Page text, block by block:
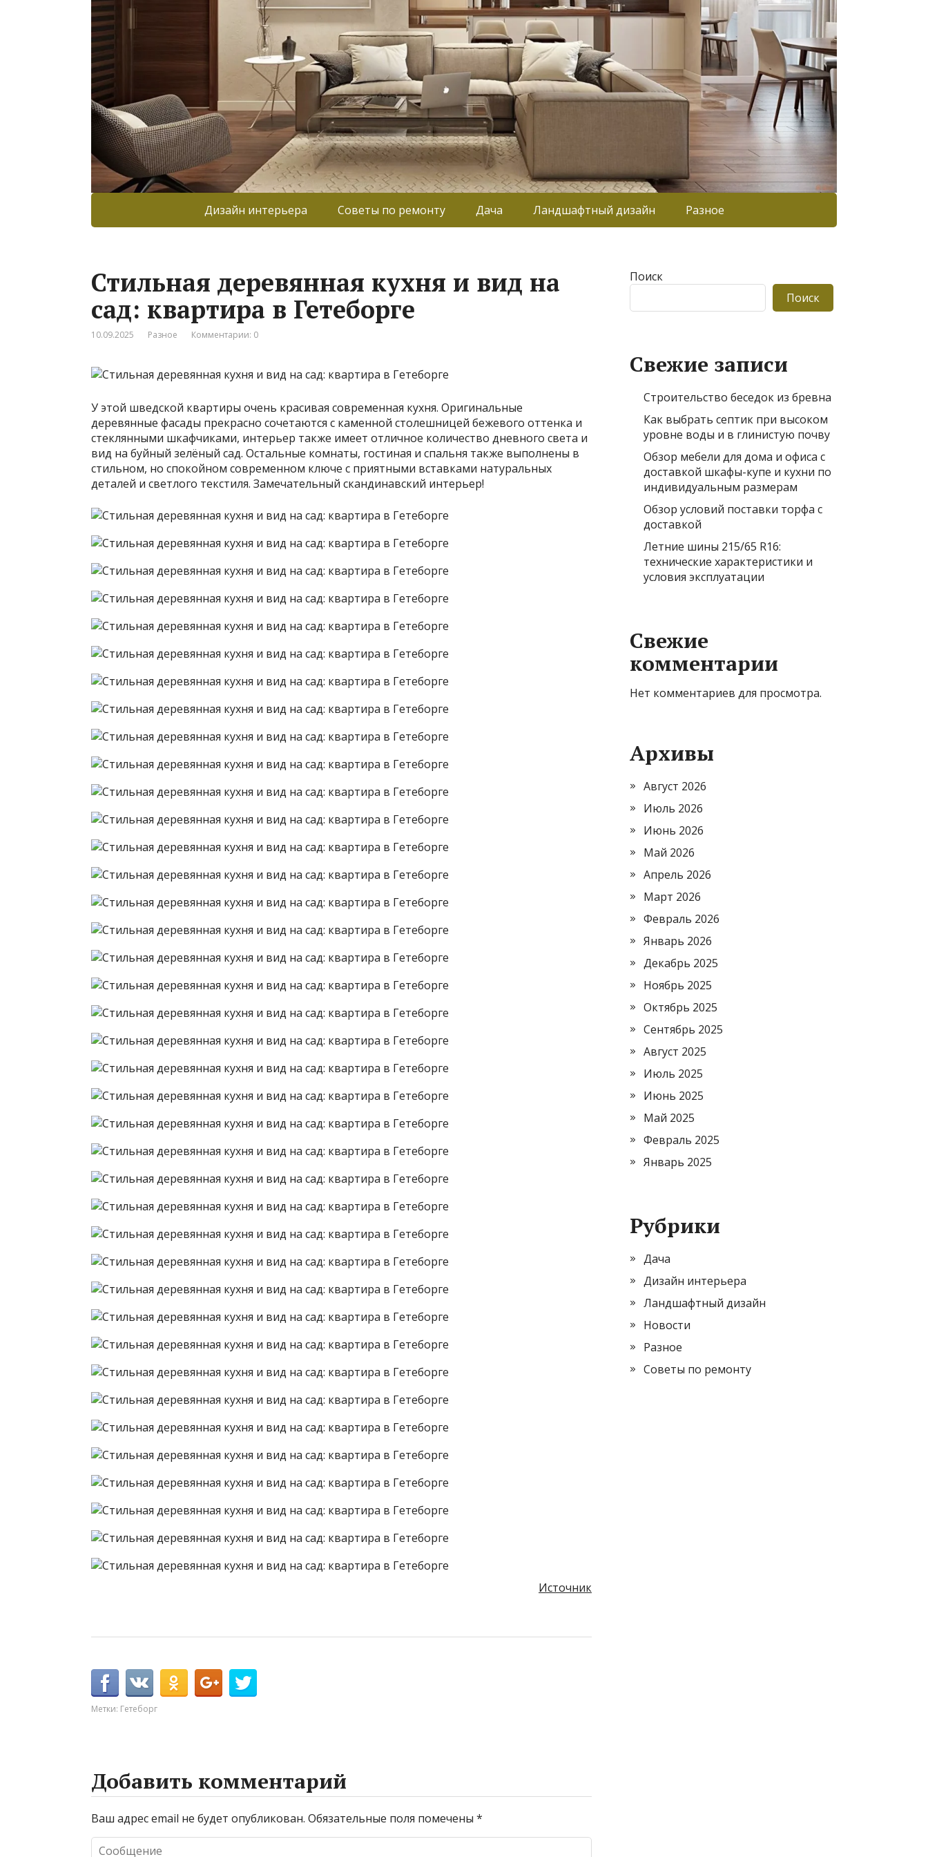
Дизайн интерьера Советы по ремонту Дача Ландшафтный дизайн Разное
Стильная деревянная кухня и вид на
сад: квартира в Гетеборге
10.09.2025 Разное Комментарии: 0
У этой шведской квартиры очень красивая современная кухня. Оригинальные
деревянные фасады прекрасно сочетаются с каменной столешницей бежевого оттенка и
стеклянными шкафчиками, интерьер также имеет отличное количество дневного света и
вид на буйный зелёный сад. Остальные комнаты, гостиная и спальня также выполнены в
стильном, но спокойном современном ключе с приятными вставками натуральных
деталей и светлого текстиля. Замечательный скандинавский интерьер!
Источник
Метки: Гетеборг
Добавить комментарий
Ваш адрес email не будет опубликован. Обязательные поля помечены *
Поиск
Поиск
Свежие записи
Строительство беседок из бревна
Как выбрать септик при высоком
уровне воды и в глинистую почву
Обзор мебели для дома и офиса с
доставкой шкафы-купе и кухни по
индивидуальным размерам
Обзор условий поставки торфа с
доставкой
Летние шины 215/65 R16:
технические характеристики и
условия эксплуатации
Свежие
комментарии
Нет комментариев для просмотра.
Архивы
Август 2026
Июль 2026
Июнь 2026
Май 2026
Апрель 2026
Март 2026
Февраль 2026
Январь 2026
Декабрь 2025
Ноябрь 2025
Октябрь 2025
Сентябрь 2025
Август 2025
Июль 2025
Июнь 2025
Май 2025
Февраль 2025
Январь 2025
Рубрики
Дача
Дизайн интерьера
Ландшафтный дизайн
Новости
Разное
Советы по ремонту